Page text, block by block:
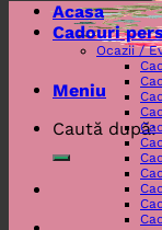
Meniu
Caută după:
Acasa
Cadouri
Ocazii /